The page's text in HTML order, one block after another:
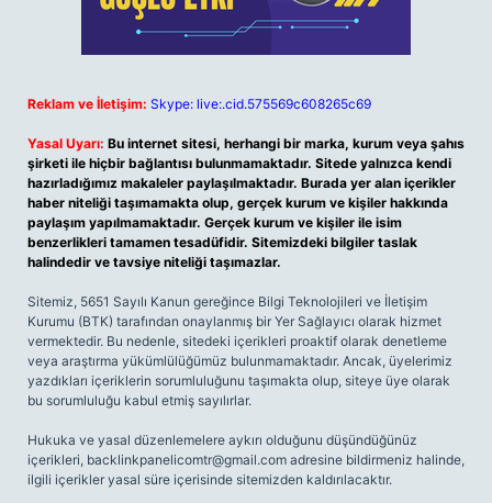
Reklam ve İletişim: Skype: live:.cid.575569c608265c69
Yasal Uyarı: Bu internet sitesi, herhangi bir marka, kurum veya şahıs
şirketi ile hiçbir bağlantısı bulunmamaktadır. Sitede yalnızca kendi
hazırladığımız makaleler paylaşılmaktadır. Burada yer alan içerikler
haber niteliği taşımamakta olup, gerçek kurum ve kişiler hakkında
paylaşım yapılmamaktadır. Gerçek kurum ve kişiler ile isim
benzerlikleri tamamen tesadüfidir. Sitemizdeki bilgiler taslak
halindedir ve tavsiye niteliği taşımazlar.
Sitemiz, 5651 Sayılı Kanun gereğince Bilgi Teknolojileri ve İletişim
Kurumu (BTK) tarafından onaylanmış bir Yer Sağlayıcı olarak hizmet
vermektedir. Bu nedenle, sitedeki içerikleri proaktif olarak denetleme
veya araştırma yükümlülüğümüz bulunmamaktadır. Ancak, üyelerimiz
yazdıkları içeriklerin sorumluluğunu taşımakta olup, siteye üye olarak
bu sorumluluğu kabul etmiş sayılırlar.
Hukuka ve yasal düzenlemelere aykırı olduğunu düşündüğünüz
içerikleri, backlinkpanelicomtr@gmail.com adresine bildirmeniz halinde,
ilgili içerikler yasal süre içerisinde sitemizden kaldırılacaktır.